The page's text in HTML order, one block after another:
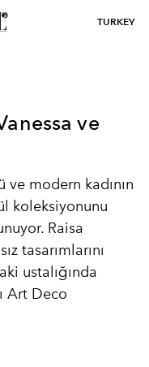
TURKEY
ve
ve modern kadının
koleksiyonunu
Raisa
tasarımlarını
ustalığında
Art Deco